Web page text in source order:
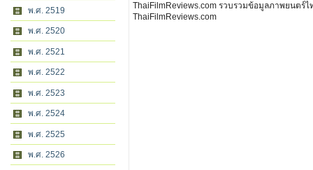
พ.ศ. 2519
พ.ศ. 2520
พ.ศ. 2521
พ.ศ. 2522
พ.ศ. 2523
พ.ศ. 2524
พ.ศ. 2525
พ.ศ. 2526
ThaiFilmReviews.com รวบรวมข้อมูลภาพยนตร์
ThaiFilmReviews.com